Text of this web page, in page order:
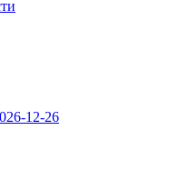
12-26